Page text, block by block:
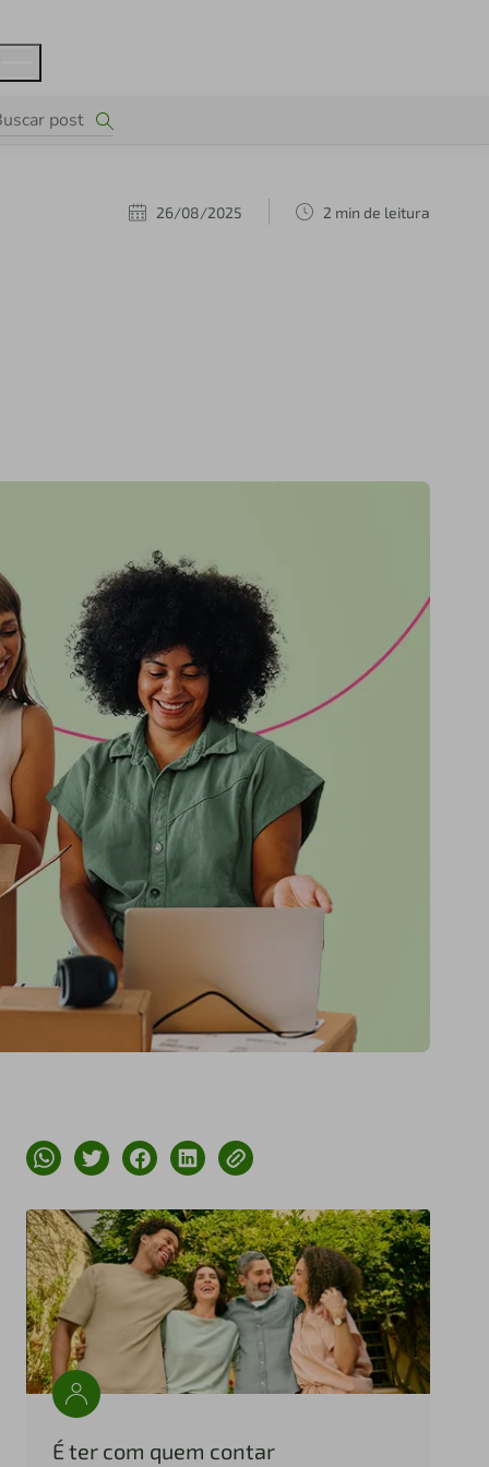
26/08/2025 2 min de leitura
É ter com quem contar